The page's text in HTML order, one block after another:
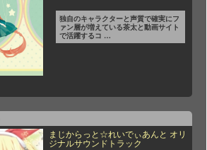
独自のキャラクターと声質で確実にフ
ァン層が増えている茶太と動画サイト
で活躍するコ …
まじからっと☆れいでぃあんと オリ
ジナルサウンドトラック